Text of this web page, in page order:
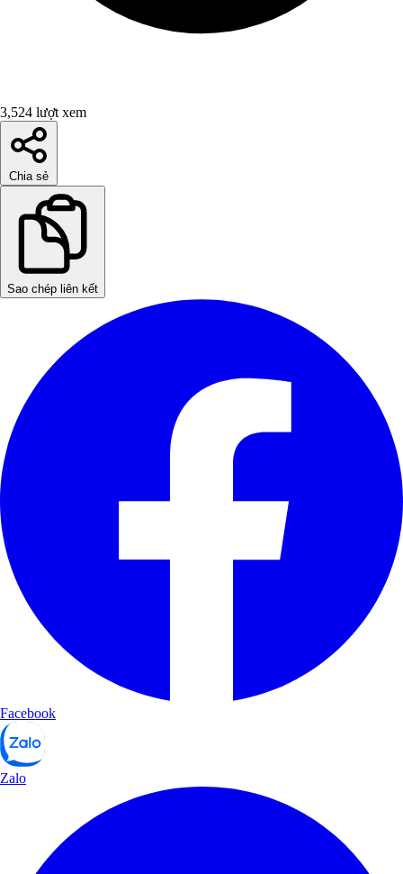
3,524 lượt xem
Chia sẻ
Sao chép liên kết
Facebook
Zalo